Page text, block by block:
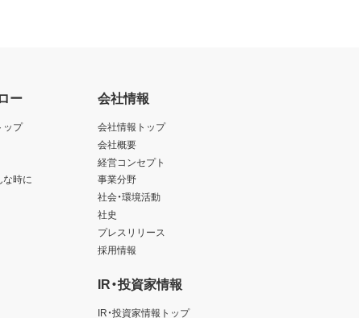
ー
ップ
な時に
会社情報
会社情報トップ
会社概要
経営コンセプト
事業分野
社会・環境活動
社史
プレスリリース
採用情報
IR・投資家情報
IR・投資家情報トップ